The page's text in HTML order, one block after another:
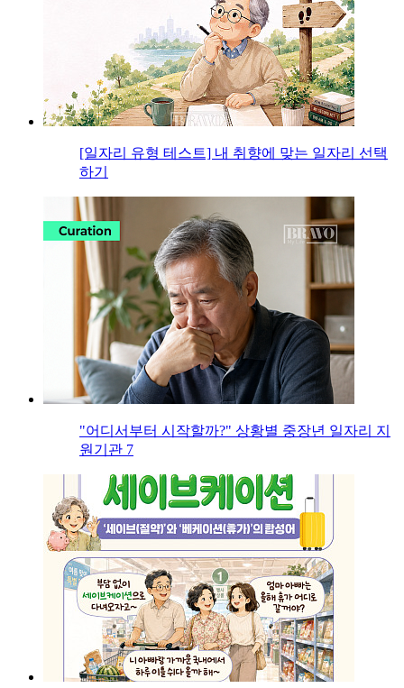
[일자리 유형 테스트] 내 취향에 맞는 일자리 선택
하기
"어디서부터 시작할까?" 상황별 중장년 일자리 지
원기관 7